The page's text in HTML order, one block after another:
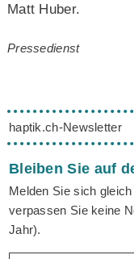
Matt Huber.
Pressedienst
haptik.ch-Newsletter
Bleiben Sie auf
Melden Sie sich
verpassen Sie keine
Jahr).